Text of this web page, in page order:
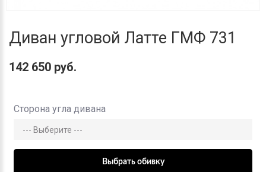
Диван угловой Латте ГМФ 731
142 650 руб.
Сторона угла дивана